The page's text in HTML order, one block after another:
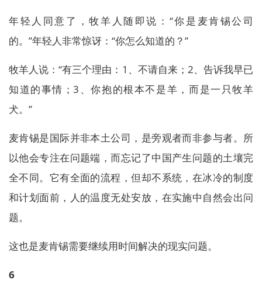
年轻人同意了，牧羊人随即说：“你是麦肯锡公司
的。”年轻人非常惊讶：“你怎么知道的？”
牧羊人说：“有三个理由：1、不请自来；2、告诉我早已
知道的事情；3、你抱的根本不是羊，而是一只牧羊
犬。”
麦肯锡是国际并非本土公司，是旁观者而非参与者。所
以他会专注在问题端，而忘记了中国产生问题的土壤完
全不同。它有全面的流程，但却不系统，在冰冷的制度
和计划面前，人的温度无处安放，在实施中自然会出问
题。
这也是麦肯锡需要继续用时间解决的现实问题。
6